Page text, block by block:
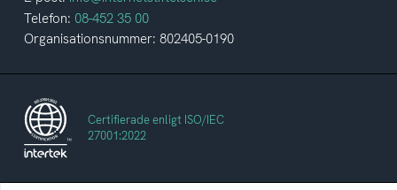
Telefon: 08-452 35 00
Organisationsnummer: 802405-0190
Certifierade enligt ISO/IEC
27001:2022